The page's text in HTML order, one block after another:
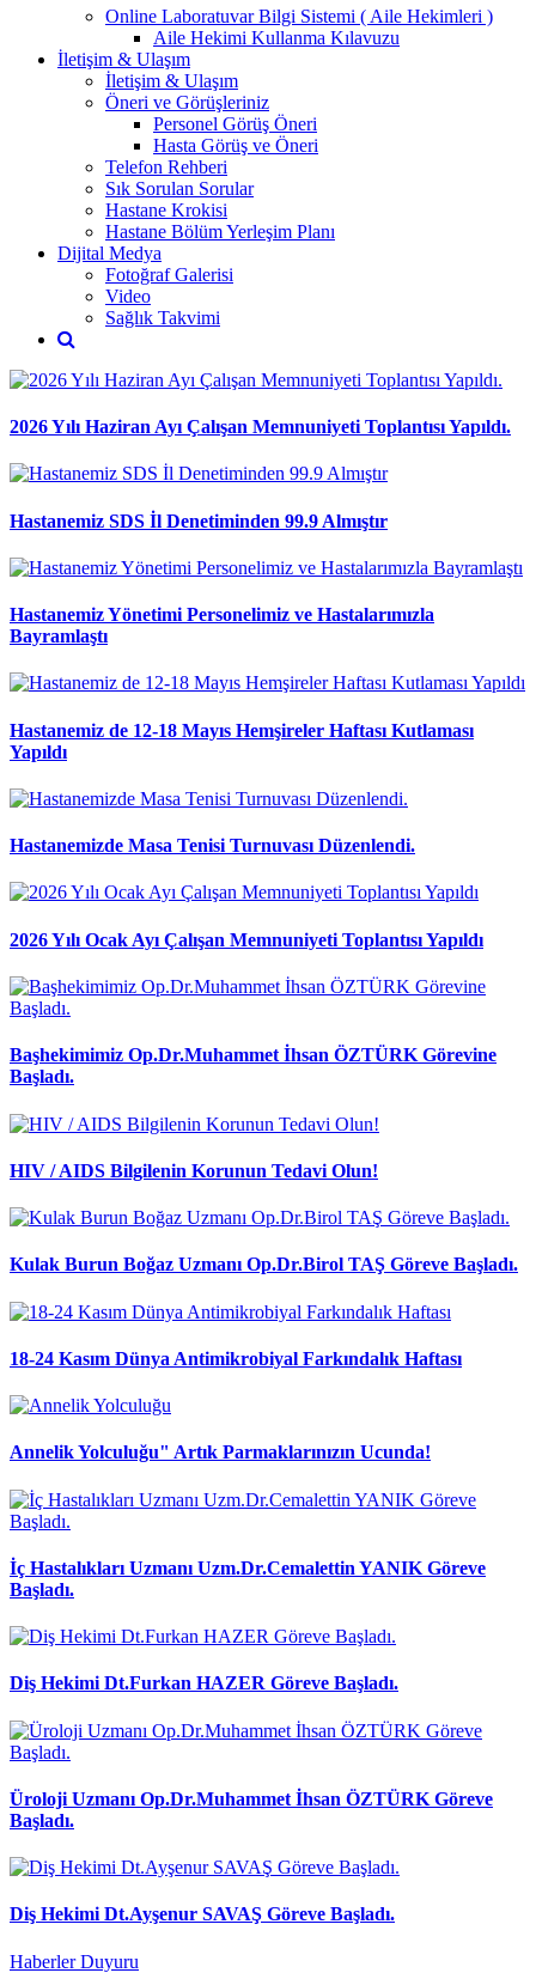
Online Laboratuvar Bilgi Sistemi ( Aile Hekimleri )
Aile Hekimi Kullanma Kılavuzu
İletişim & Ulaşım
İletişim & Ulaşım
Öneri ve Görüşleriniz
Personel Görüş Öneri
Hasta Görüş ve Öneri
Telefon Rehberi
Sık Sorulan Sorular
Hastane Krokisi
Hastane Bölüm Yerleşim Planı
Dijital Medya
Fotoğraf Galerisi
Video
Sağlık Takvimi
2026 Yılı Haziran Ayı Çalışan Memnuniyeti Toplantısı Yapıldı.
Hastanemiz SDS İl Denetiminden 99.9 Almıştır
Hastanemiz Yönetimi Personelimiz ve Hastalarımızla
Bayramlaştı
Hastanemiz de 12-18 Mayıs Hemşireler Haftası Kutlaması
Yapıldı
Hastanemizde Masa Tenisi Turnuvası Düzenlendi.
2026 Yılı Ocak Ayı Çalışan Memnuniyeti Toplantısı Yapıldı
Başhekimimiz Op.Dr.Muhammet İhsan ÖZTÜRK Görevine
Başladı.
HIV / AIDS Bilgilenin Korunun Tedavi Olun!
Kulak Burun Boğaz Uzmanı Op.Dr.Birol TAŞ Göreve Başladı.
18-24 Kasım Dünya Antimikrobiyal Farkındalık Haftası
Annelik Yolculuğu" Artık Parmaklarınızın Ucunda!
İç Hastalıkları Uzmanı Uzm.Dr.Cemalettin YANIK Göreve
Başladı.
Diş Hekimi Dt.Furkan HAZER Göreve Başladı.
Üroloji Uzmanı Op.Dr.Muhammet İhsan ÖZTÜRK Göreve
Başladı.
Diş Hekimi Dt.Ayşenur SAVAŞ Göreve Başladı.
HaberlerDuyuru